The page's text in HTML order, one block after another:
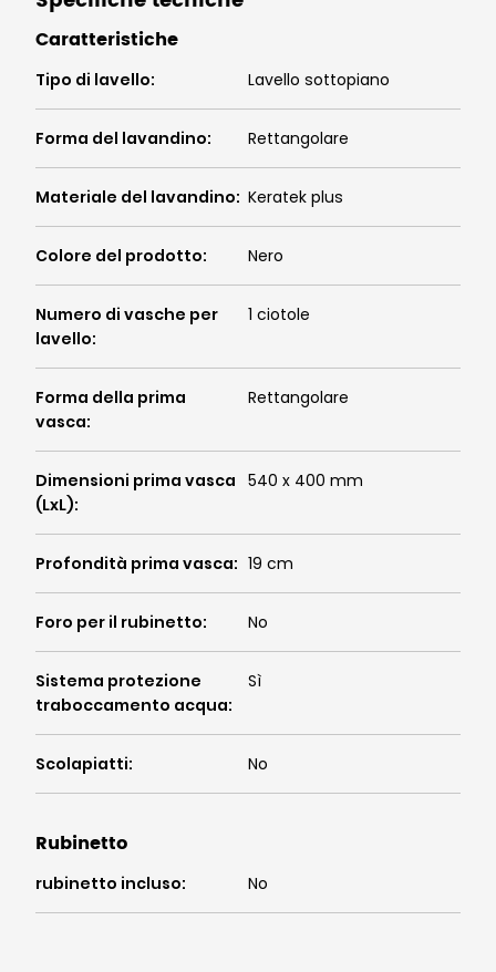
Caratteristiche
Tipo di lavello: Lavello sottopiano
Forma del lavandino: Rettangolare
Materiale del lavandino: Keratek plus
Colore del prodotto: Nero
Numero di vasche per
lavello:
1 ciotole
Forma della prima
vasca:
Rettangolare
Dimensioni prima vasca
(LxL):
540 x 400 mm
Profondità prima vasca: 19 cm
Foro per il rubinetto: No
Sistema protezione
traboccamento acqua:
Sì
Scolapiatti: No
Rubinetto
rubinetto incluso: No